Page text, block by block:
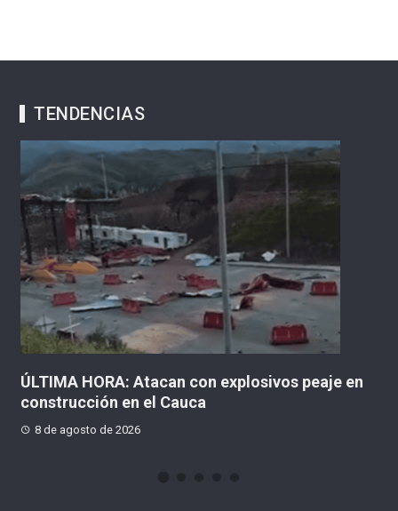
TENDENCIAS
ÚLTIMA HORA: Atacan con explosivos peaje en
construcción en el Cauca
8 de agosto de 2026